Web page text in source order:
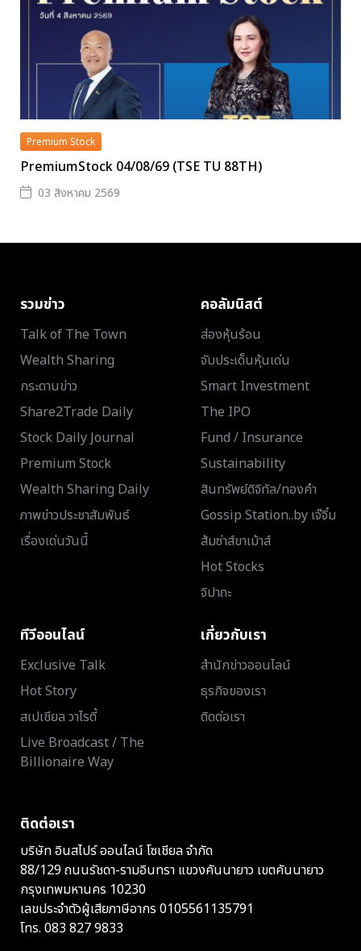
Premium Stock
PremiumStock 04/08/69 (TSE TU 88TH)
03 สิงหาคม 2569
รวมข่าว
Talk of The Town
Wealth Sharing
กระดานข่าว
Share2Trade Daily
Stock Daily Journal
Premium Stock
Wealth Sharing Daily
ภาพข่าวประชาสัมพันธ์
เรื่องเด่นวันนี้
คอลัมนิสต์
ส่องหุ้นร้อน
จับประเด็นหุ้นเด่น
Smart Investment
The IPO
Fund / Insurance
Sustainability
สินทรัพย์ดิจิทัล/ทองคำ
Gossip Station..by เจ๊จิ๋ม
ส้มซ่าส์ขาเม้าส์
Hot Stocks
จิปาถะ
ทีวีออนไลน์
Exclusive Talk
Hot Story
สเปเชียล วาไรตี้
Live Broadcast / The
Billionaire Way
เกี่ยวกับเรา
สำนักข่าวออนไลน์
ธุรกิจของเรา
ติดต่อเรา
ติดต่อเรา
บริษัท อินสไปร์ ออนไลน์ โซเชียล จำกัด
88/129 ถนนรัชดา-รามอินทรา แขวงคันนายาว เขตคันนายาว
กรุงเทพมหานคร 10230
เลขประจำตัวผู้เสียภาษีอากร 0105561135791
โทร. 083 827 9833